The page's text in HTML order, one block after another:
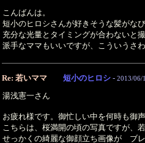
こんばんは。
短小のヒロシさんが好きそうな髪がな
充分な光量とタイミングが合わないと
派手なママもいいですが、こういうさ
Re: 若いママ 短小のヒロシ - 2013/06/
湯浅憲一さん
お疲れ様です。御忙しい中を何時も御
こちらは、桜満開の頃の写真ですが、
せっかくの綺麗な御顔立ち画像が ブ